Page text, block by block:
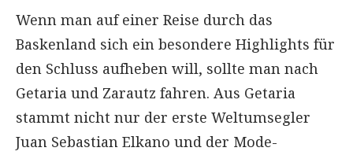
Wenn man auf einer Reise durch das
Baskenland sich ein besondere Highlights für
den Schluss aufheben will, sollte man nach
Getaria und Zarautz fahren. Aus Getaria
stammt nicht nur der erste Weltumsegler
Juan Sebastian Elkano und der Mode-